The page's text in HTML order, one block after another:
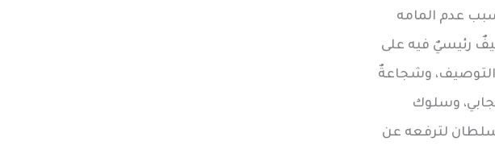
عدم المامه
رئيسيٌ فيه على
التوصيف، وشجاعةٌ
وسلوك
لترفعه عن